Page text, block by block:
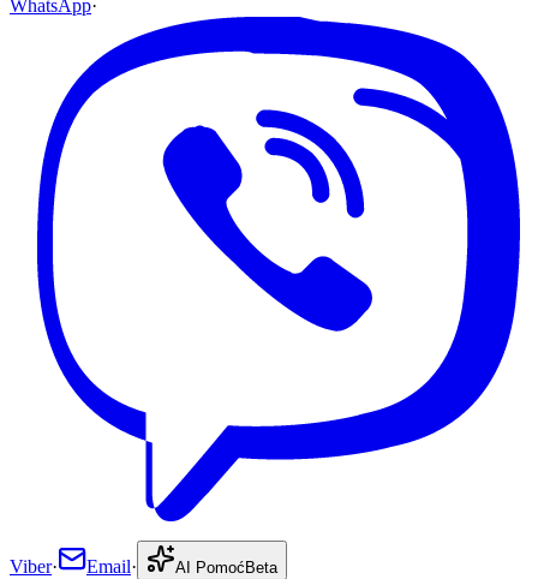
WhatsApp·
Viber· Email· AI Pomoć Beta